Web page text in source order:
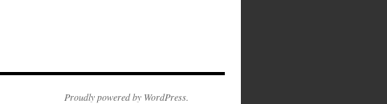
Proudly powered by WordPress.